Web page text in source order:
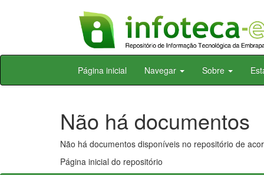
Skip
Página inicial Navegar Sobre
Não há documentos
Não há documentos disponíveis no repositório de
Página inicial do repositório